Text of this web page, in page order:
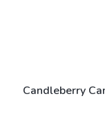
Candleberry